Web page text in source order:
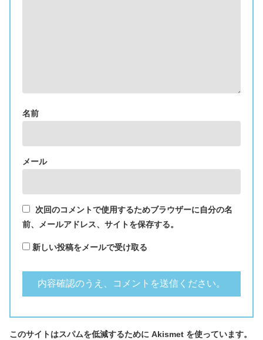
名前
メール
次回のコメントで使用するためブラウザーに自分の名
前、メールアドレス、サイトを保存する。
新しい投稿をメールで受け取る
このサイトはスパムを低減するために Akismet を使っています。